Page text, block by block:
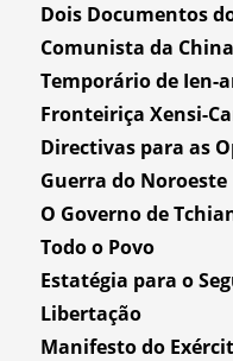
Dois Documentos
Comunista da
Temporário de Ien-
Fronteiriça Xensi-
Directivas para as
Guerra do Noroeste
O Governo de
Todo o Povo
Estatégia para o
Libertação
Manifesto do